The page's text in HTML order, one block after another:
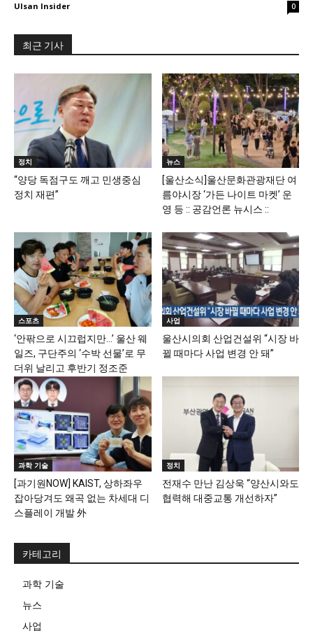
Ulsan Insider 0
최근 기사
정치
“양당 독점구도 깨고 민생중심
정치 재편”
뉴스
[울산소식]울산문화관광재단 여
름야시장 ‘가든 나이트 마켓’ 운
영 등 :: 공감언론 뉴시스 ::
스포츠
‘안팎으로 시끄럽지만…’ 울산 웨
일즈, 구단주의 ‘수박 선물’로 무
더위 날리고 후반기 정조준
사업
울산시의회 산업건설위 “시장 바
뀔 때마다 사업 변경 안 돼”
과학 기술
[과기원NOW] KAIST, 상하좌우
잡아당겨도 왜곡 없는 차세대 디
스플레이 개발 外
정치
전재수 만난 김상욱 “양산시와도
협력해 대중교통 개선하자”
카테고리
과학 기술
뉴스
사업